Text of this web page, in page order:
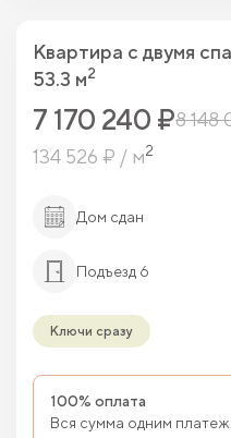
Квартира c двумя
53.3 м2
7 170 240 ₽8 148
134 526 ₽ / м2
Дом сдан
Подъезд 6
Ключи сразу
100% оплата
Вся сумма одним